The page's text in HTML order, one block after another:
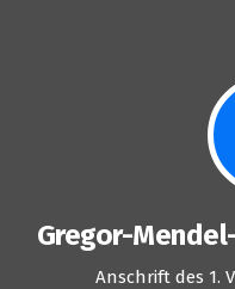
Gregor-
Anschrift des 1.